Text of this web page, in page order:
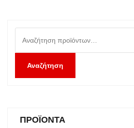
για:
Αναζήτηση
ΠΡΟΪΌΝΤΑ